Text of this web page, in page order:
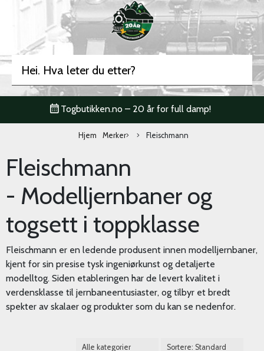
Togbutikken.no – 20 år for full damp!
Hjem Merker Fleischmann
Fleischmann
- Modelljernbaner og
togsett i toppklasse
Fleischmann er en ledende produsent innen modelljernbaner,
kjent for sin presise tysk ingeniørkunst og detaljerte
modelltog. Siden etableringen har de levert kvalitet i
verdensklasse til jernbaneentusiaster, og tilbyr et bredt
spekter av skalaer og produkter som du kan se nedenfor.